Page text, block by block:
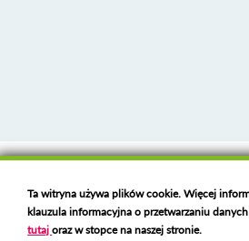
Deklaracja dostępności
Polski serwer RBL
https://polspam.pl/
Ta witryna używa plików cookie. Więcej
klauzula informacyjna o przetwarzaniu
tutajoraz w stopce na naszej stronie.